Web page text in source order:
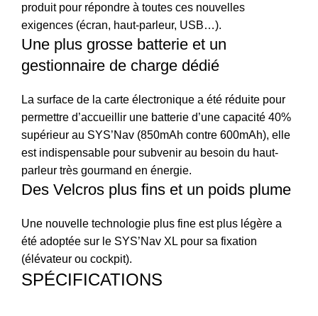
produit pour répondre à toutes ces nouvelles
exigences (écran, haut-parleur, USB…).
Une plus grosse batterie et un
gestionnaire de charge dédié
La surface de la carte électronique a été réduite pour
permettre d’accueillir une batterie d’une capacité 40%
supérieur au SYS’Nav (850mAh contre 600mAh), elle
est indispensable pour subvenir au besoin du haut-
parleur très gourmand en énergie.
Des Velcros plus fins et un poids plume
Une nouvelle technologie plus fine est plus légère a
été adoptée sur le SYS’Nav XL pour sa fixation
(élévateur ou cockpit).
SPÉCIFICATIONS